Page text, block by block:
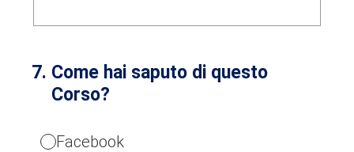
7. Come hai saputo di questo
Corso?
Facebook